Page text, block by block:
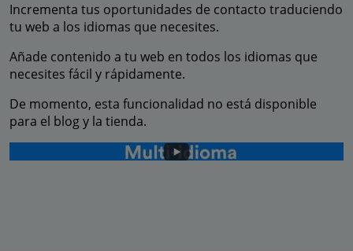
Incrementa tus oportunidades de contacto traduciendo
tu web a los idiomas que necesites.
Añade contenido a tu web en todos los idiomas que
necesites fácil y rápidamente.
De momento, esta funcionalidad no está disponible
para el blog y la tienda.